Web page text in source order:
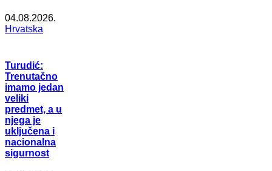
04.08.2026.
Hrvatska
Turudić:
Trenutačno
imamo jedan
veliki
predmet, a u
njega je
uključena i
nacionalna
sigurnost